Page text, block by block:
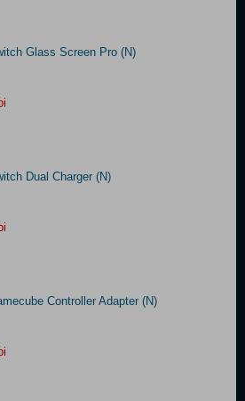
Glass Screen Pro (N)
Dual Charger (N)
Controller Adapter (N)